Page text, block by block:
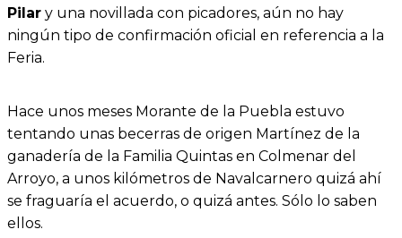
Pilar y una novillada con picadores, aún no hay
ningún tipo de confirmación oficial en referencia a la
Feria.
Hace unos meses Morante de la Puebla estuvo
tentando unas becerras de origen Martínez de la
ganadería de la Familia Quintas en Colmenar del
Arroyo, a unos kilómetros de Navalcarnero quizá ahí
se fraguaría el acuerdo, o quizá antes. Sólo lo saben
ellos.